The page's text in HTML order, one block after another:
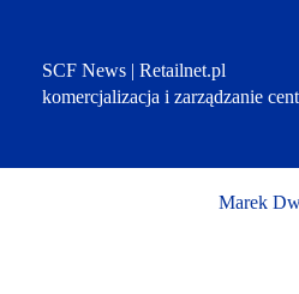
SCF News | Retailnet.pl
komercjalizacja i zarządzanie
Marek